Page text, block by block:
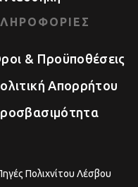
& Προϋποθέσεις
Απορρήτου
Πολιχνίτου Λέσβου